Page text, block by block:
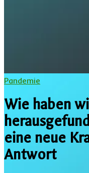
Pandemie
Wie haben
eine neue
Antwort